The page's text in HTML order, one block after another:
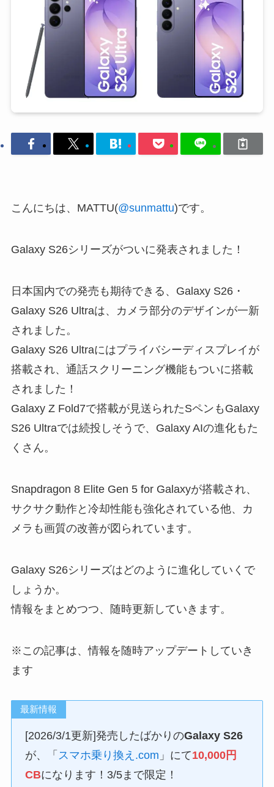
こんにちは、MATTU(@sunmattu)です。
Galaxy S26シリーズがついに発表されました！
日本国内での発売も期待できる、Galaxy S26・
Galaxy S26 Ultraは、カメラ部分のデザインが一新
されました。
Galaxy S26 Ultraにはプライバシーディスプレイが
搭載され、通話スクリーニング機能もついに搭載
されました！
Galaxy Z Fold7で搭載が見送られたSペンもGalaxy
S26 Ultraでは続投しそうで、Galaxy AIの進化もた
くさん。
Snapdragon 8 Elite Gen 5 for Galaxyが搭載され、
サクサク動作と冷却性能も強化されている他、カ
メラも画質の改善が図られています。
Galaxy S26シリーズはどのように進化していくで
しょうか。
情報をまとめつつ、随時更新していきます。
※この記事は、情報を随時アップデートしていき
ます
最新情報
[2026/3/1更新]発売したばかりのGalaxy S26
が、「 スマホ乗り換え.com 」にて10,000円
CBになります！3/5まで限定！